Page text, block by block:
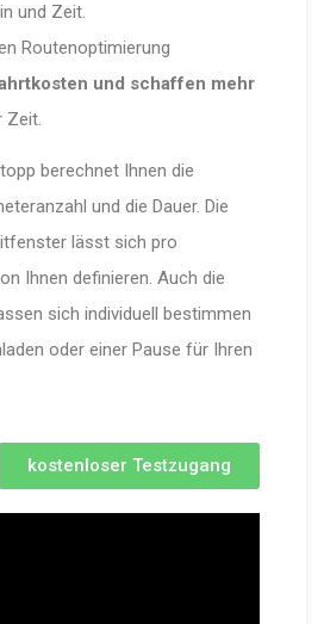
und Zeit.
Routenoptimierung
und schaffen mehr
Zeit.
berechnet Ihnen die
und die Dauer. Die
lässt sich pro
Ihnen definieren. Auch die
sich individuell bestimmen
oder einer Pause für Ihren
kostenloser Testzugang